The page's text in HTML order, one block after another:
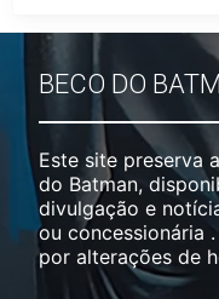
BECO DO
Este site preserva
do Batman,
divulgação e
ou concessionária
por alterações de